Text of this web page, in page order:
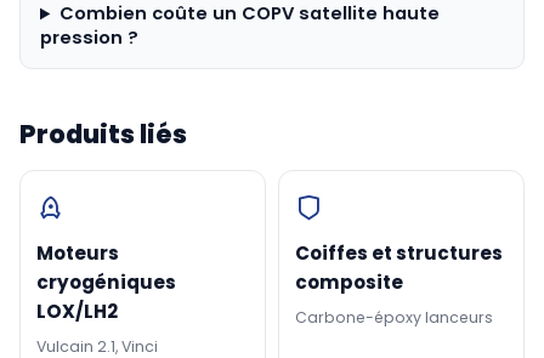
Combien coûte un COPV satellite haute
pression ?
Produits liés
Moteurs
cryogéniques
LOX/LH2
Vulcain 2.1, Vinci
Coiffes et structures
composite
Carbone-époxy lanceurs